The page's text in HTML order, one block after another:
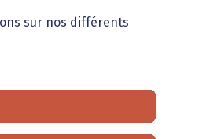
sur nos différents